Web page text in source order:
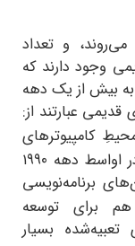
و تعداد
دارند که
یک دهه
از:
که در اواسط دهه ۱۹۹۰
توسعه
بسیار